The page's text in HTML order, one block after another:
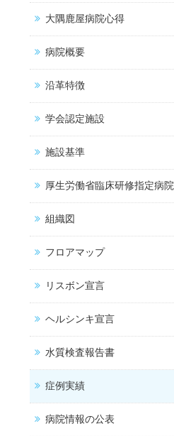
大隅鹿屋病院心得
病院概要
沿革特徴
学会認定施設
施設基準
厚生労働省臨床研修指定病院
組織図
フロアマップ
リスボン宣言
ヘルシンキ宣言
水質検査報告書
症例実績
病院情報の公表